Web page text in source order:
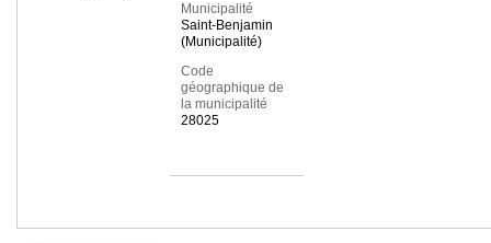
Municipalité
Saint-Benjamin
(Municipalité)
Code
géographique de
la municipalité
28025